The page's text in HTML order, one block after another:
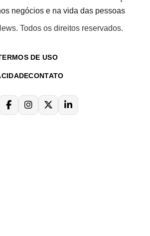
negócios e na vida das pessoas
Todos os direitos reservados.
DE USO
CONTATO